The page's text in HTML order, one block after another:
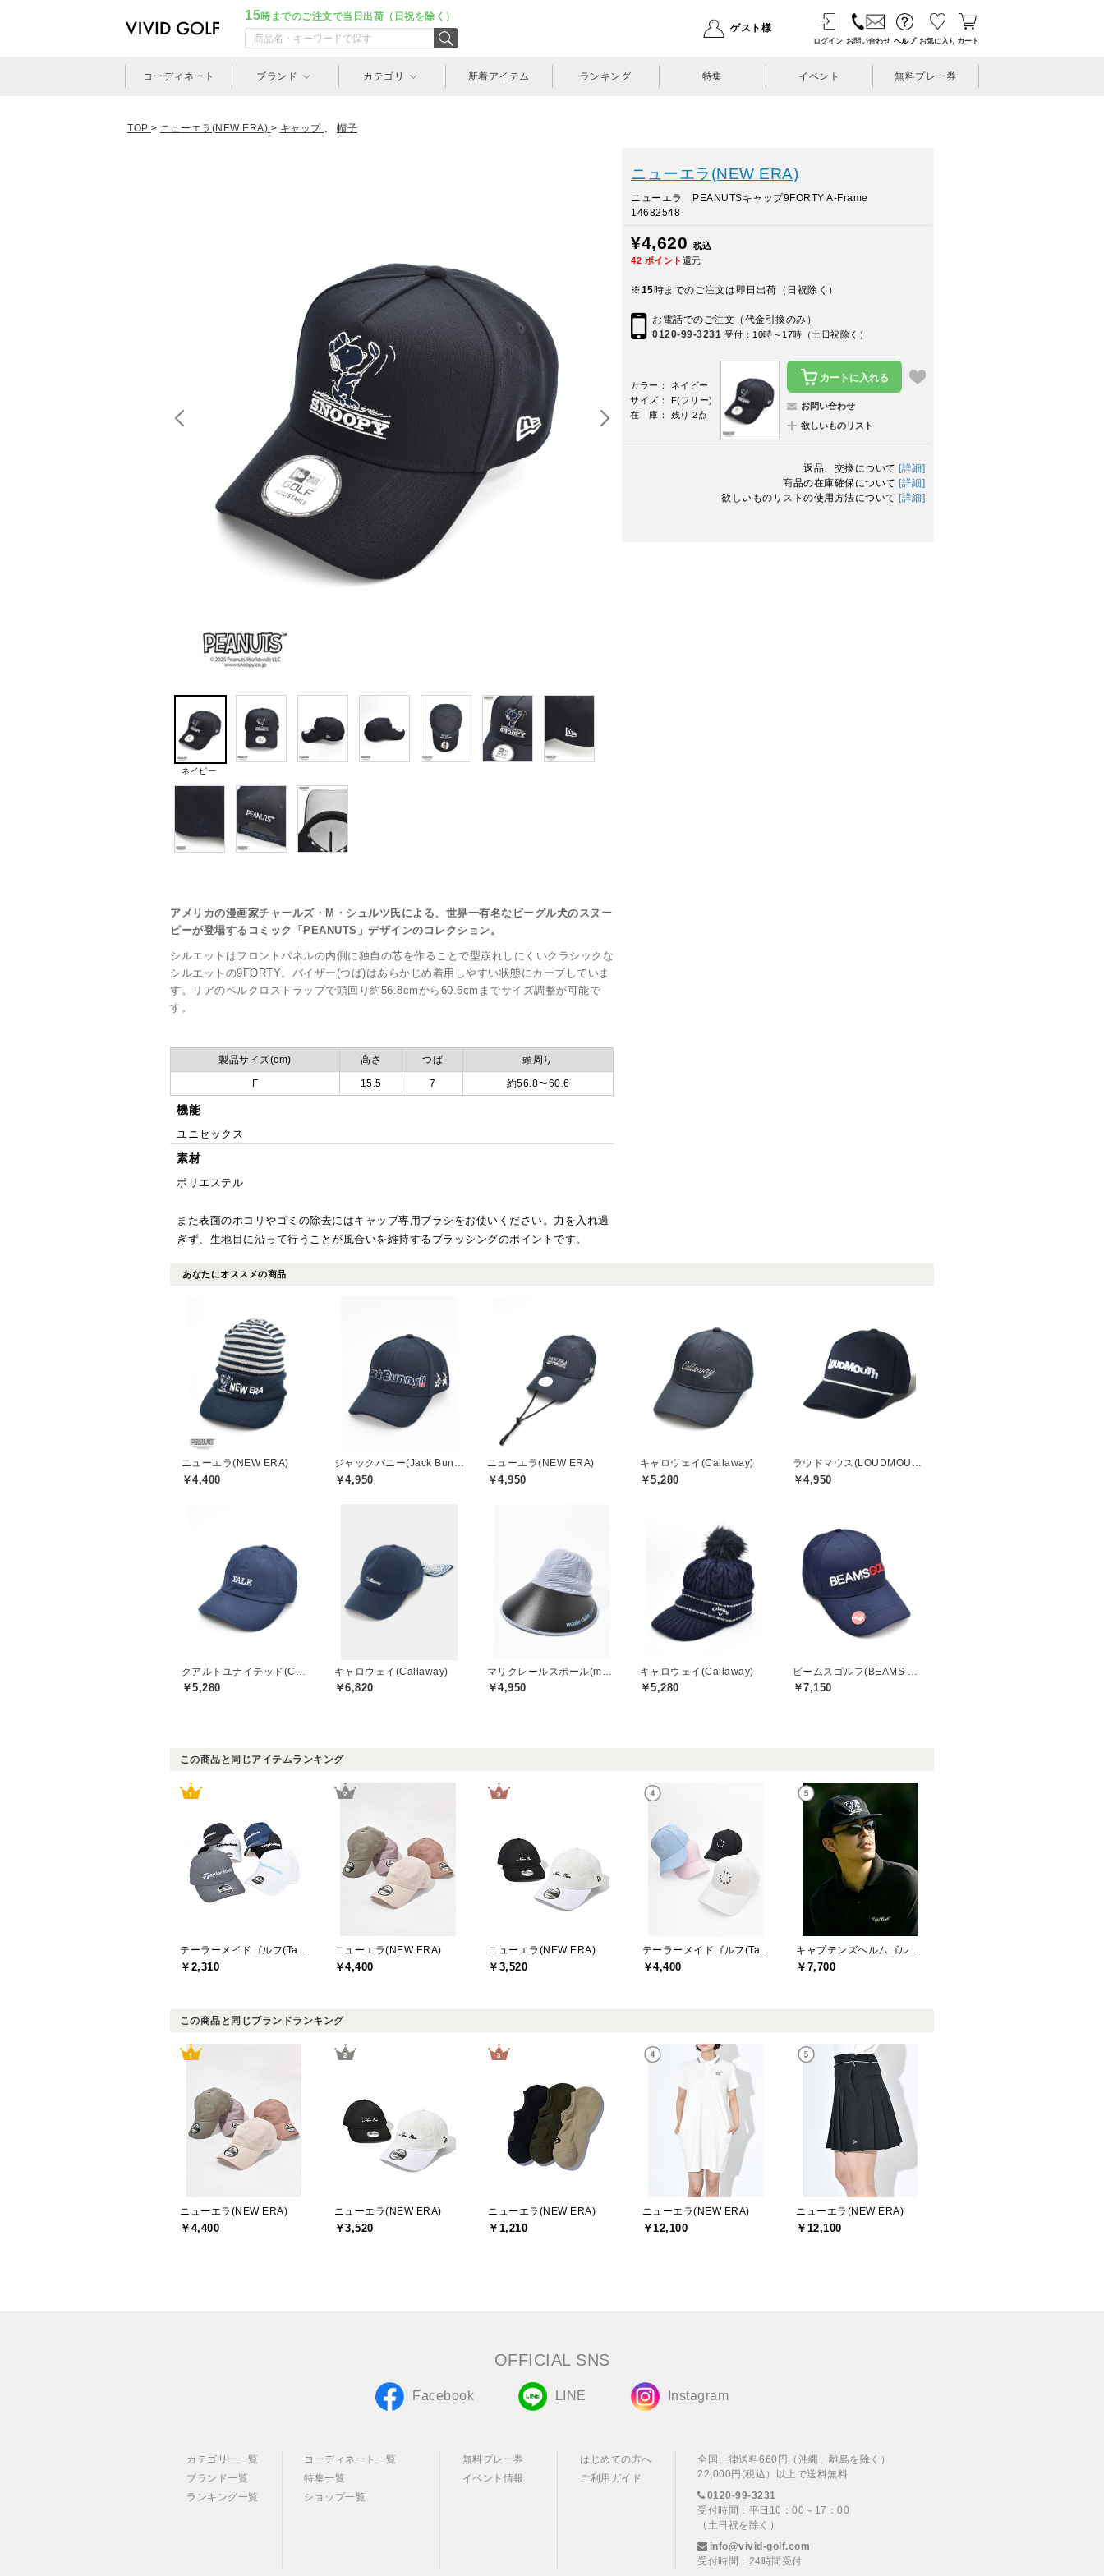
15時までのご注文で当日出荷（日祝を除く）
ゲスト様
ログイン お問い合わせ ヘルプ お気に入り カート
コーディネート ブランド カテゴリ 新着アイテム ランキング 特集 イベント 無料プレー券
TOP > ニューエラ(NEW ERA) > キャップ 、 帽子
ネイビー
アメリカの漫画家チャールズ・M・シュルツ氏による、世界一有名なビーグル犬のスヌー
ピーが登場するコミック「PEANUTS」デザインのコレクション。
シルエットはフロントパネルの内側に独自の芯を作ることで型崩れしにくいクラシックな
シルエットの9FORTY。バイザー(つば)はあらかじめ着用しやすい状態にカーブしていま
す。リアのベルクロストラップで頭回り約56.8cmから60.6cmまでサイズ調整が可能で
す。
製品サイズ(cm) 高さ つば 頭周り
F 15.5 7 約56.8〜60.6
機能
ユニセックス
素材
ポリエステル
また表面のホコリやゴミの除去にはキャップ専用ブラシをお使いください。力を入れ過
ぎず、生地目に沿って行うことが風合いを維持するブラッシングのポイントです。
ニューエラ(NEW ERA)
ニューエラ PEANUTSキャップ9FORTY A-Frame
14682548
¥4,620
税込
42 ポイント 還元
※15時までのご注文は即日出荷（日祝除く）
お電話でのご注文（代金引換のみ）
0120-99-3231 受付：10時～17時（土日祝除く）
カラー： ネイビー
サイズ： F(フリー)
在 庫： 残り 2点
カートに入れる
お問い合わせ
欲しいものリスト
返品、交換について [詳細]
商品の在庫確保について [詳細]
欲しいものリストの使用方法について [詳細]
あなたにオススメの商品
ニューエラ(NEW ERA)
￥4,400 ￥4,950
ニューエラ(NEW ERA)
￥4,950
キャロウェイ(Callaway)
￥5,280 ￥4,950
￥5,280
キャロウェイ(Callaway)
￥6,820 ￥4,950
キャロウェイ(Callaway)
￥5,280 ￥7,150
この商品と同じアイテムランキング
￥2,310
ニューエラ(NEW ERA)
￥4,400
ニューエラ(NEW ERA)
￥3,520 ￥4,400 ￥7,700
この商品と同じブランドランキング
ニューエラ(NEW ERA)
￥4,400
ニューエラ(NEW ERA)
￥3,520
ニューエラ(NEW ERA)
￥1,210
ニューエラ(NEW ERA)
￥12,100
ニューエラ(NEW ERA)
￥12,100
OFFICIAL SNS
Facebook LINE Instagram
カテゴリー一覧
ブランド一覧
ランキング一覧
コーディネート一覧
特集一覧
ショップ一覧
無料プレー券
イベント情報
はじめての方へ
ご利用ガイド
全国一律送料660円（沖縄、離島を除く）
22,000円(税込）以上で送料無料
0120-99-3231
受付時間：平日10：00～17：00
（土日祝を除く）
info@vivid-golf.com
受付時間：24時間受付